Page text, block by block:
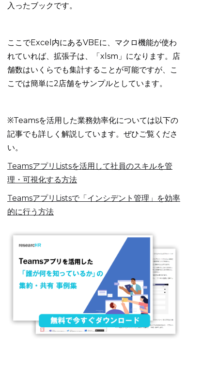
入ったブックです。
ここでExcel内にあるVBEに、マクロ機能が使わ
れていれば、拡張子は、「xlsm」になります。店
舗数はいくらでも集計することが可能ですが、こ
こでは簡単に2店舗をサンプルとしています。
※Teamsを活用した業務効率化については以下の
記事でも詳しく解説しています。ぜひご覧くださ
い。
TeamsアプリListsを活用して社員のスキルを管
理・可視化する方法
TeamsアプリListsで「インシデント管理」を効率
的に行う方法